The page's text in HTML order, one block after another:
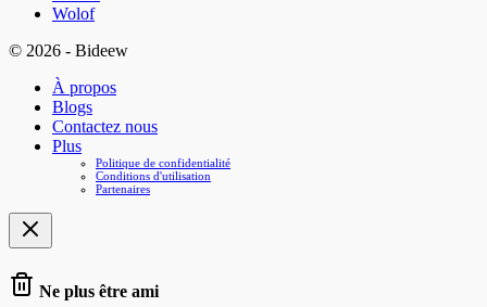
Wolof
© 2026 - Bideew
À propos
Blogs
Contactez nous
Plus
Politique de confidentialité
Conditions d'utilisation
Partenaires
Ne plus être ami